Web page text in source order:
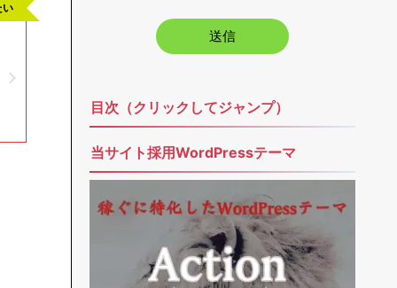
い
目次（クリックしてジャンプ）
当サイト採用WordPressテーマ